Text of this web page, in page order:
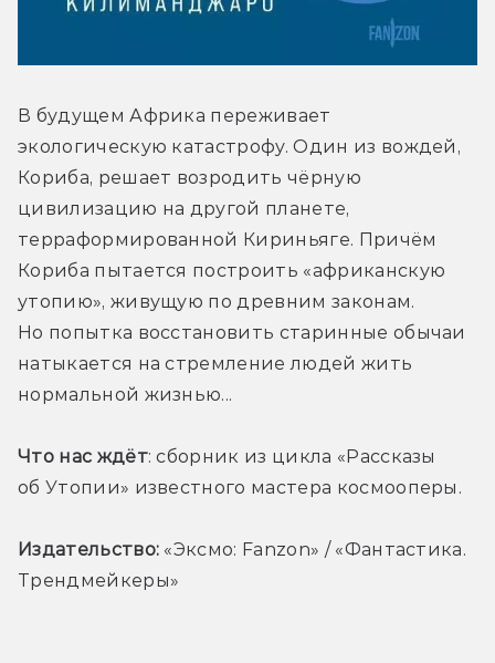
В будущем Африка переживает
экологическую катастрофу. Один из вождей,
Кориба, решает возродить чёрную
цивилизацию на другой планете,
терраформированной Кириньяге. Причём
Кориба пытается построить «африканскую
утопию», живущую по древним законам.
Но попытка восстановить старинные обычаи
натыкается на стремление людей жить
нормальной жизнью...
Что нас ждёт: сборник из цикла «Рассказы
об Утопии» известного мастера космооперы.
Издательство: «Эксмо: Fanzon» / «Фантастика.
Трендмейкеры»